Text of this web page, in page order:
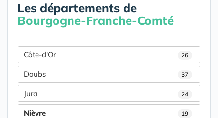
Les départements de
Bourgogne-Franche-Comté
Côte-d'Or 26
Doubs 37
Jura 24
Nièvre 19